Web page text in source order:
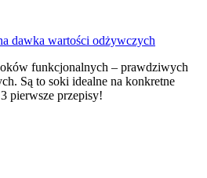
dawka wartości odżywczych
funkcjonalnych – prawdziwych
Są to soki idealne na konkretne
pierwsze przepisy!